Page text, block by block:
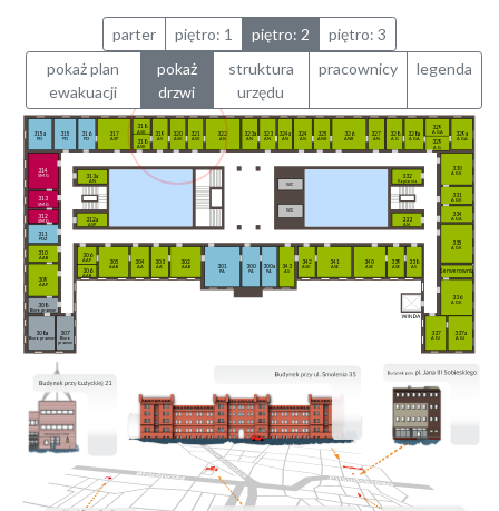
parter piętro: 1 piętro: 2
piętro: 3
pokaż plan
ewakuacji
pokaż
drzwi
struktura
urzędu
pracownicy legenda
WC
WC
300
PA
300a
PA
301
PA
302
AAB
303
AA
304
AA
305
AAB
306
AAP
306
AAB
307
Biuro
prawne
308
Biuro prawne
308a
Biuro prawne
309
AAP
310
AAB
311
PDZ
312
SMG 312a
ASP
313
SMG
313a
AN
314
SMG
315
PD
315a
PD
316
PD
317
ASP
318
ASK
318
ASK
319
AS
321
ASK
322
AN
323
AN
323a
AN
324
AN
324a
AN
325
ANR
326
ANR
327
AN
328
AG
328a
AGA 329
AG
329
AGA 329a
AGA
330
AGK
331
AGK
332
Kopiarnia
333
AN
334
AGA
335
AGK
336
AGK
337
AGI
337a
AGI
338
AS
339
ASE
340
ASE
341
ASE
342
ASK
343
AS Serwerownia
320
ASK